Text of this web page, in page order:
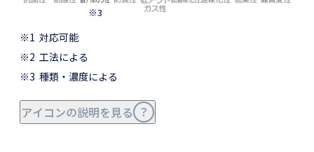
※3
※1 対応可能
※2 工法による
※3 種類・濃度による
アイコンの説明を見る